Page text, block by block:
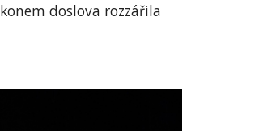
doslova rozzářila